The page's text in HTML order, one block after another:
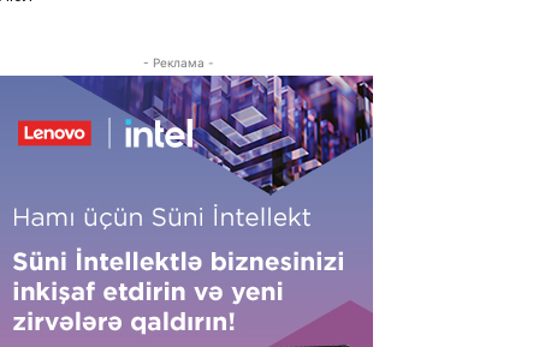
- Реклама -